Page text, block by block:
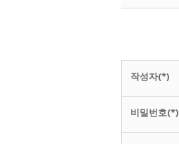
작성자(*)
비밀번호(*)